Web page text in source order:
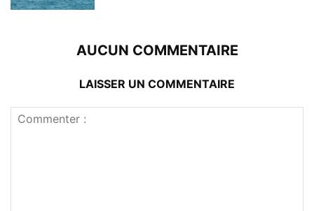
AUCUN COMMENTAIRE
LAISSER UN COMMENTAIRE